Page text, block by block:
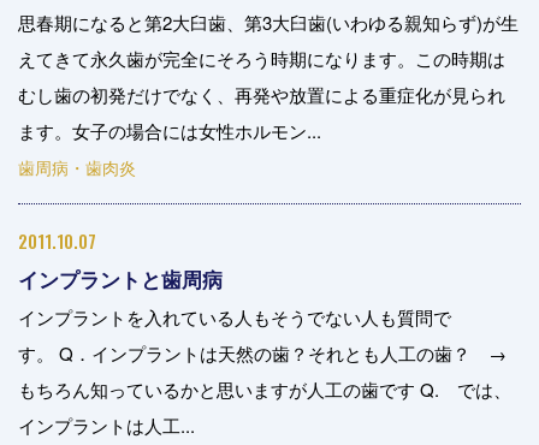
思春期になると第2大臼歯、第3大臼歯(いわゆる親知らず)が生
えてきて永久歯が完全にそろう時期になります。この時期は
むし歯の初発だけでなく、再発や放置による重症化が見られ
ます。女子の場合には女性ホルモン...
歯周病・歯肉炎
2011.10.07
インプラントと歯周病
インプラントを入れている人もそうでない人も質問で
す。 Q．インプラントは天然の歯？それとも人工の歯？ →
もちろん知っているかと思いますが人工の歯です Q. では、
インプラントは人工...